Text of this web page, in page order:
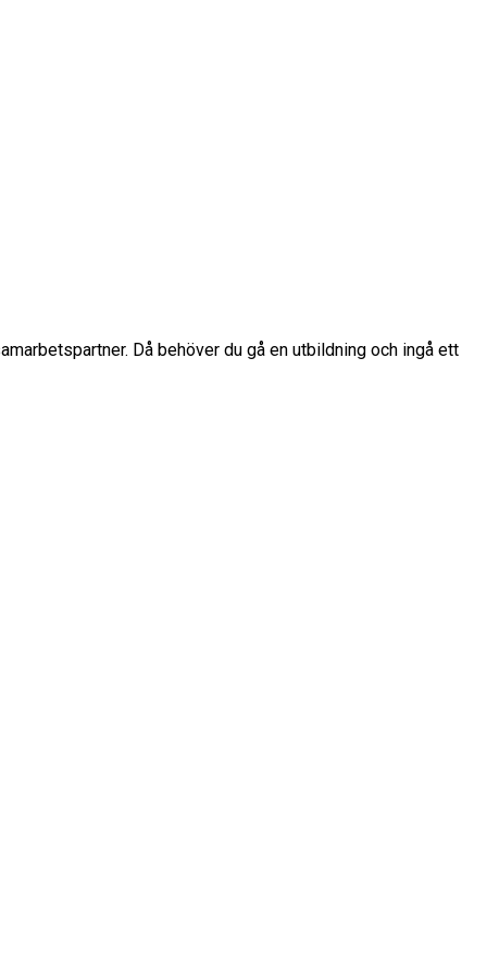
Då behöver du gå en utbildning och ingå ett